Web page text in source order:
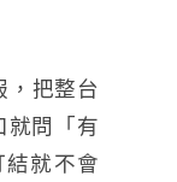
，把整台
就問「有
就不會